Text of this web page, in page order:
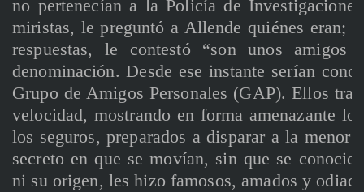
no pertenecían a la Policía de
miristas, le preguntó a Allende quiénes eran;
respuestas, le contestó “son unos
denominación. Desde ese instante serían
Grupo de Amigos Personales (GAP). Ellos
velocidad, mostrando en forma amenazante
los seguros, preparados a disparar a la menor
secreto en que se movían, sin que se
ni su origen, les hizo famosos, amados y